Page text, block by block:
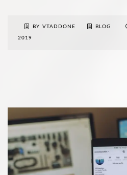
BY VTADDONE BLOG
2019